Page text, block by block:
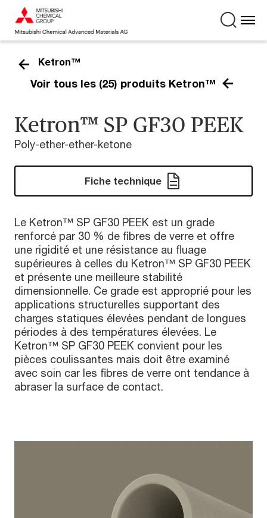
Ketron™
Voir tous les (25) produits Ketron™
Ketron™ SP GF30 PEEK
Poly-ether-ether-ketone
Fiche technique
Le Ketron™ SP GF30 PEEK est un grade
renforcé par 30 % de fibres de verre et offre
une rigidité et une résistance au fluage
supérieures à celles du Ketron™ SP GF30 PEEK
et présente une meilleure stabilité
dimensionnelle. Ce grade est approprié pour les
applications structurelles supportant des
charges statiques élevées pendant de longues
périodes à des températures élevées. Le
Ketron™ SP GF30 PEEK convient pour les
pièces coulissantes mais doit être examiné
avec soin car les fibres de verre ont tendance à
abraser la surface de contact.